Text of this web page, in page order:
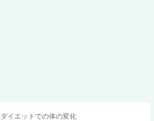
ダイエットでの体の変化